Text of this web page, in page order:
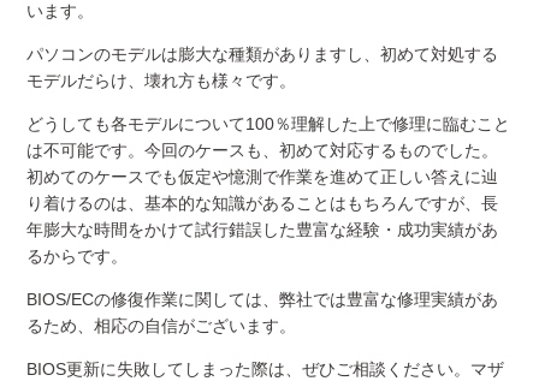
います。
パソコンのモデルは膨大な種類がありますし、初めて対処する
モデルだらけ、壊れ方も様々です。
どうしても各モデルについて100％理解した上で修理に臨むこと
は不可能です。今回のケースも、初めて対応するものでした。
初めてのケースでも仮定や憶測で作業を進めて正しい答えに辿
り着けるのは、基本的な知識があることはもちろんですが、長
年膨大な時間をかけて試行錯誤した豊富な経験・成功実績があ
るからです。
BIOS/ECの修復作業に関しては、弊社では豊富な修理実績があ
るため、相応の自信がございます。
BIOS更新に失敗してしまった際は、ぜひご相談ください。マザ